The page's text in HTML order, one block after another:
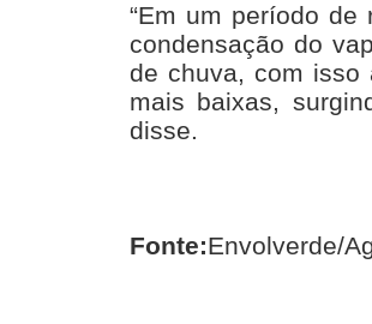
“Em um período de
condensação do
de chuva, com isso
mais baixas,
disse.
Fonte:Envolverde/